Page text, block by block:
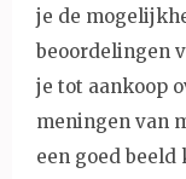
je de
beoordelingen
je tot aankoop
meningen van
een goed